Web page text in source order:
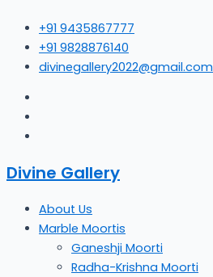
content
+91 9435867777
+91 9828876140
divinegallery2022@gmail.com
Divine Gallery
About Us
Marble Moortis
Ganeshji Moorti
Radha-Krishna Moorti